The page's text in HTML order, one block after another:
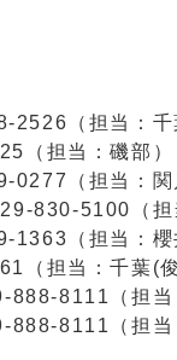
2526（担当：
（担当：磯部）
0277（担当
830-5100（担
1363（担当
担当：千葉(俊
888-8111（
8111（担当